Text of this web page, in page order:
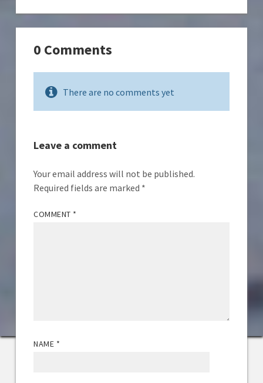
0 Comments
There are no comments yet
Leave a comment
Your email address will not be published.
Required fields are marked *
COMMENT *
NAME *